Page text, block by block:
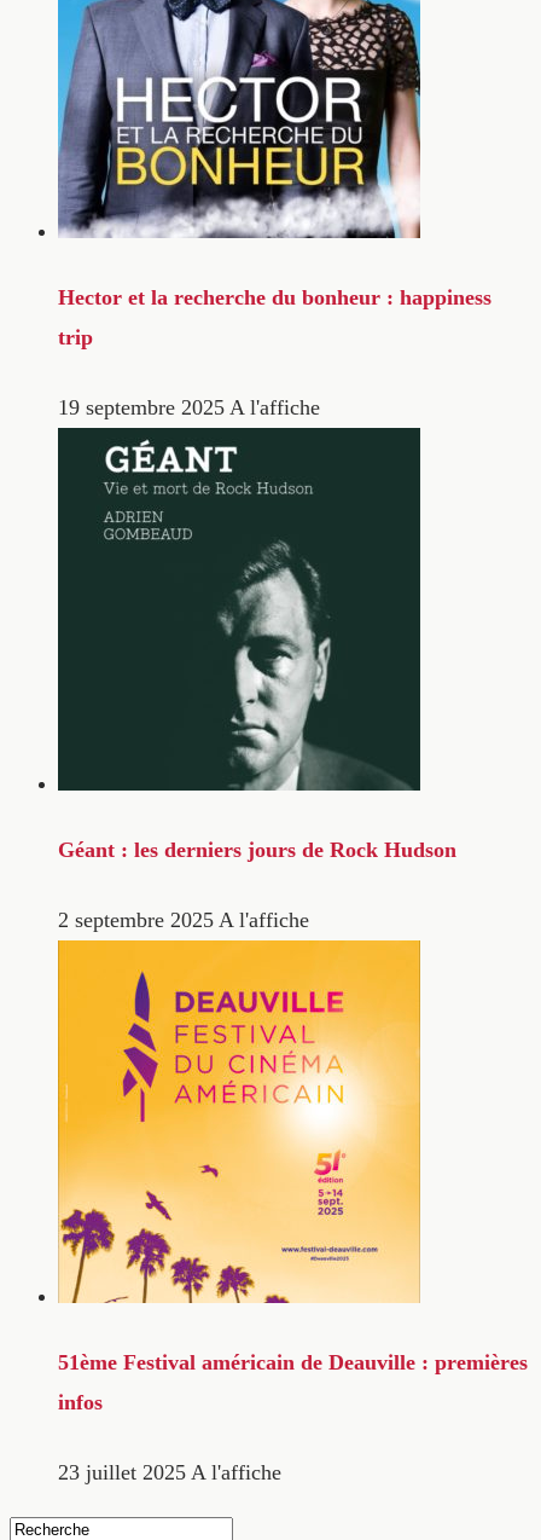
Hector et la recherche du bonheur : happiness
trip
19 septembre 2025 A l'affiche
Géant : les derniers jours de Rock Hudson
2 septembre 2025 A l'affiche
51ème Festival américain de Deauville : premières
infos
23 juillet 2025 A l'affiche